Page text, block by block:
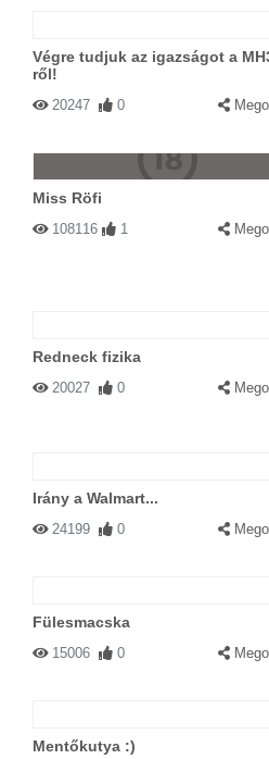
Végre tudjuk az igazságot a
ről!
20247 0
Miss Röfi
108116 1
Redneck fizika
20027 0
Irány a Walmart...
24199 0
Fülesmacska
15006 0
Mentőkutya :)